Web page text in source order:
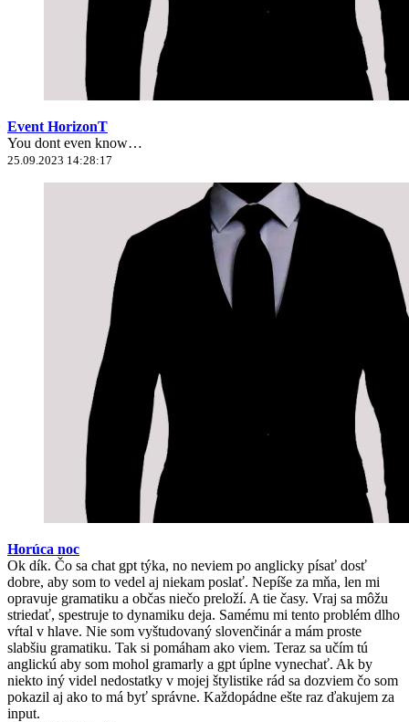
Event HorizonT
You dont even know…
25.09.2023 14:28:17
Horúca noc
Ok dík. Čo sa chat gpt týka, no neviem po anglicky písať dosť
dobre, aby som to vedel aj niekam poslať. Nepíše za mňa, len mi
opravuje gramatiku a občas niečo preloží. A tie časy. Vraj sa môžu
striedať, spestruje to dynamiku deja. Samému mi tento problém dlho
vŕtal v hlave. Nie som vyštudovaný slovenčinár a mám proste
slabšiu gramatiku. Tak si pomáham ako viem. Teraz sa učím tú
anglickú aby som mohol gramarly a gpt úplne vynechať. Ak by
niekto iný videl nedostatky v mojej štylistike rád sa dozviem čo som
pokazil aj ako to má byť správne. Každopádne ešte raz ďakujem za
input.